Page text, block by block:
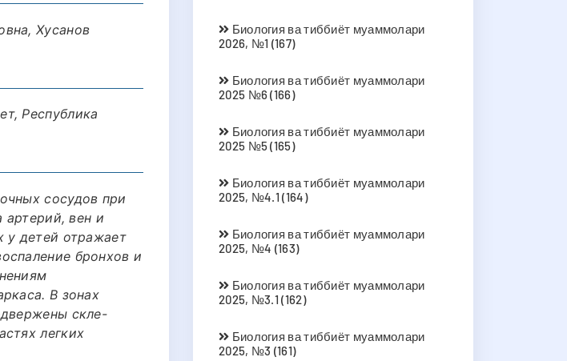
Хусанов
Республика
сосудов при
артерий, вен и
у детей отражает
бронхов и
В зонах
скле-
легких
Биология ва тиббиёт муаммолари
2026, №1 (167)
Биология ва тиббиёт муаммолари
2025 №6 (166)
Биология ва тиббиёт муаммолари
2025 №5 (165)
Биология ва тиббиёт муаммолари
2025, №4.1 (164)
Биология ва тиббиёт муаммолари
2025, №4 (163)
Биология ва тиббиёт муаммолари
2025, №3.1 (162)
Биология ва тиббиёт муаммолари
2025, №3 (161)